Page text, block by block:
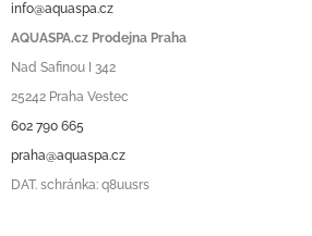
info@aquaspa.cz
AQUASPA.cz Prodejna Praha
Nad Safinou I 342
25242 Praha Vestec
602 790 665
praha@aquaspa.cz
DAT. schránka: q8uusrs